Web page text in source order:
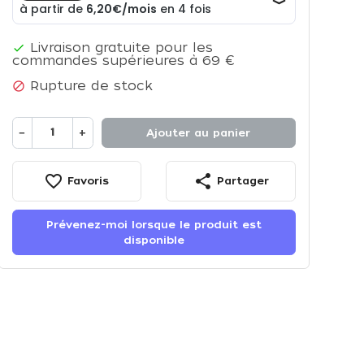
 Livraison gratuite pour les
commandes supérieures à 69 €
 Rupture de stock
− + Ajouter au panier
favorite_border Favoris share Partager
Prévenez-moi lorsque le produit est
disponible